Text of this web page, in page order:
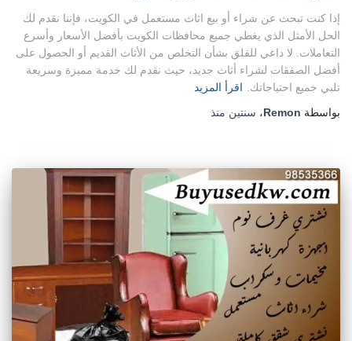
إذا كنت تبحث عن شراء أو بيع اثاث مستعمل في الكويت، فإننا نقدم لك
الحل الأمثل الذي يغطي جميع محافظات الكويت بأفضل الأسعار وأسرع
التعاملات. لا داعي للقلق بشأن التخلص من الأثاث القديم أو الحصول على
أفضل الصفقات لشراء أثاث جديد، حيث نقدم لك خدمة مميزة وسريعة
تلبي جميع احتياجاتك.
اقرأ المزيد
بواسطة Remon، سنتين منذ